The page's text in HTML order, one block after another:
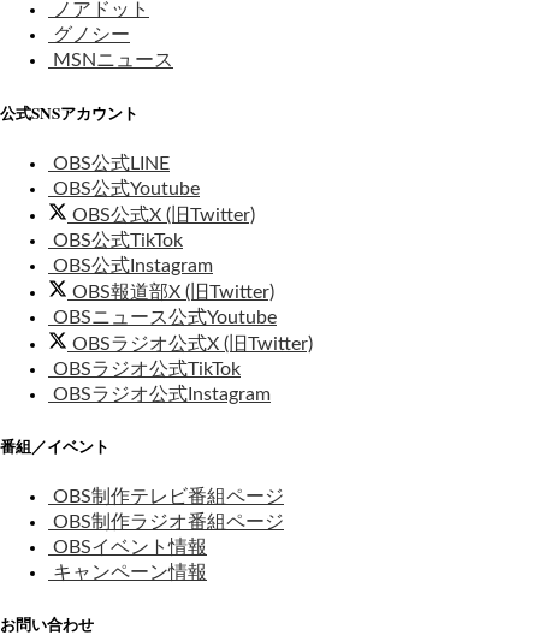
ノアドット
グノシー
MSNニュース
公式SNSアカウント
OBS公式LINE
OBS公式Youtube
OBS公式X (旧Twitter)
OBS公式TikTok
OBS公式Instagram
OBS報道部X (旧Twitter)
OBSニュース公式Youtube
OBSラジオ公式X (旧Twitter)
OBSラジオ公式TikTok
OBSラジオ公式Instagram
番組／イベント
OBS制作テレビ番組ページ
OBS制作ラジオ番組ページ
OBSイベント情報
キャンペーン情報
お問い合わせ